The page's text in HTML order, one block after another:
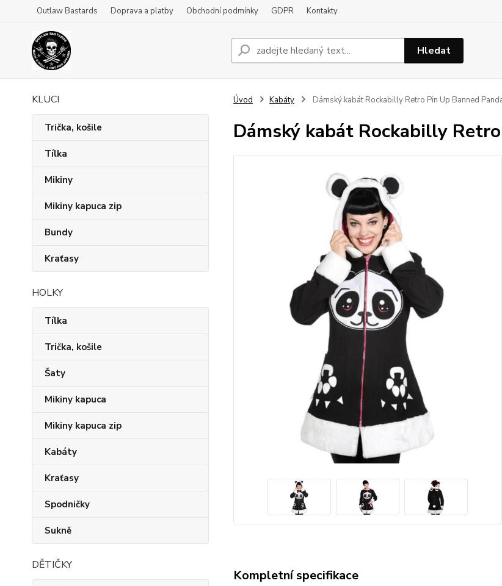
Outlaw Bastards Doprava a platby Obchodní podmínky GDPR Kontakty
Hledat
KLUCI
Trička, košile
Tílka
Mikiny
Mikiny kapuca zip
Bundy
Kraťasy
HOLKY
Tílka
Trička, košile
Šaty
Mikiny kapuca
Mikiny kapuca zip
Kabáty
Kraťasy
Spodničky
Sukně
DĚTIČKY
Úvod Kabáty Dámský kabát Rockabilly Retro Pin Up Banned
Dámský kabát Rockabilly
Kompletní specifikace